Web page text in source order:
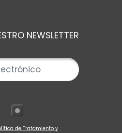
NEWSLETTER
de Tratamiento y